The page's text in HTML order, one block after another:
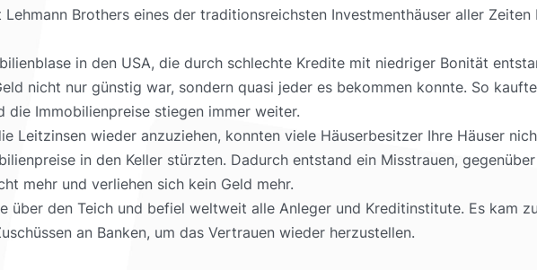
Brothers eines der traditionsreichsten Investmenthäuser aller
in den USA, die durch schlechte Kredite mit niedriger Bonität
nicht nur günstig war, sondern quasi jeder es bekommen konnte. So
die Immobilienpreise stiegen immer weiter.
Leitzinsen wieder anzuziehen, konnten viele Häuserbesitzer Ihre Häuser
in den Keller stürzten. Dadurch entstand ein Misstrauen,
mehr und verliehen sich kein Geld mehr.
über den Teich und befiel weltweit alle Anleger und Kreditinstitute. Es kam
an Banken, um das Vertrauen wieder herzustellen.